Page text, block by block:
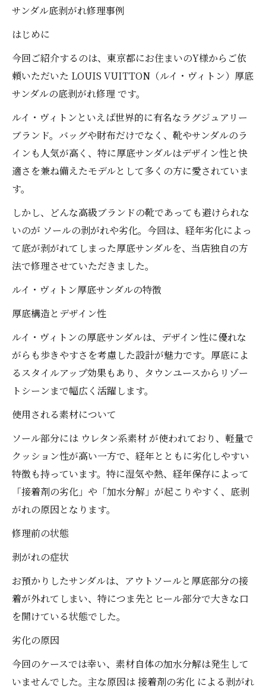
サンダル底剥がれ修理事例
はじめに
今回ご紹介するのは、東京都にお住まいのY様からご依
頼いただいた LOUIS VUITTON（ルイ・ヴィトン）厚底
サンダルの底剥がれ修理 です。
ルイ・ヴィトンといえば世界的に有名なラグジュアリー
ブランド。バッグや財布だけでなく、靴やサンダルのラ
インも人気が高く、特に厚底サンダルはデザイン性と快
適さを兼ね備えたモデルとして多くの方に愛されていま
す。
しかし、どんな高級ブランドの靴であっても避けられな
いのが ソールの剥がれや劣化。今回は、経年劣化によっ
て底が剥がれてしまった厚底サンダルを、当店独自の方
法で修理させていただきました。
ルイ・ヴィトン厚底サンダルの特徴
厚底構造とデザイン性
ルイ・ヴィトンの厚底サンダルは、デザイン性に優れな
がらも歩きやすさを考慮した設計が魅力です。厚底によ
るスタイルアップ効果もあり、タウンユースからリゾー
トシーンまで幅広く活躍します。
使用される素材について
ソール部分には ウレタン系素材 が使われており、軽量で
クッション性が高い一方で、経年とともに劣化しやすい
特徴も持っています。特に湿気や熱、経年保存によって
「接着剤の劣化」や「加水分解」が起こりやすく、底剥
がれの原因となります。
修理前の状態
剥がれの症状
お預かりしたサンダルは、アウトソールと厚底部分の接
着が外れてしまい、特につま先とヒール部分で大きな口
を開けている状態でした。
劣化の原因
今回のケースでは幸い、素材自体の加水分解は発生して
いませんでした。主な原因は 接着剤の劣化 による剥がれ